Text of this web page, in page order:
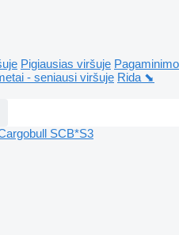
Pigiausias viršuje Pagaminimo
- seniausi viršuje Rida ⬊